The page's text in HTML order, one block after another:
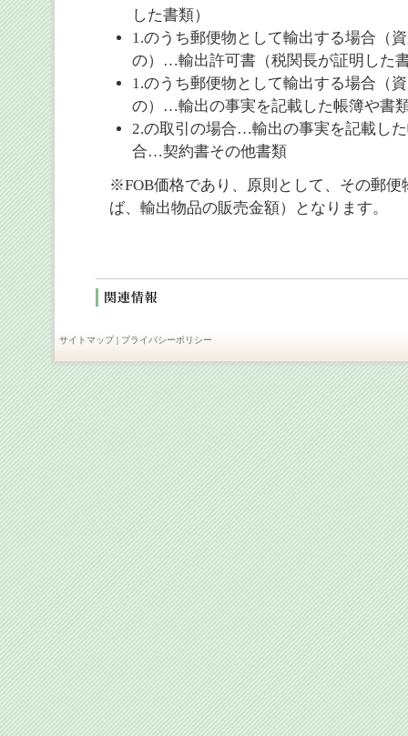
した書類）
1.のうち郵便物として輸出する場合（
の）…輸出許可書（税関長が証明した
1.のうち郵便物として輸出する場合（
の）…輸出の事実を記載した帳簿や書
2.の取引の場合…輸出の事実を記載し
合…契約書その他書類
※FOB価格であり、原則として、その郵便
ば、輸出物品の販売金額）となります。
サイトマップ| プライバシーポリシー